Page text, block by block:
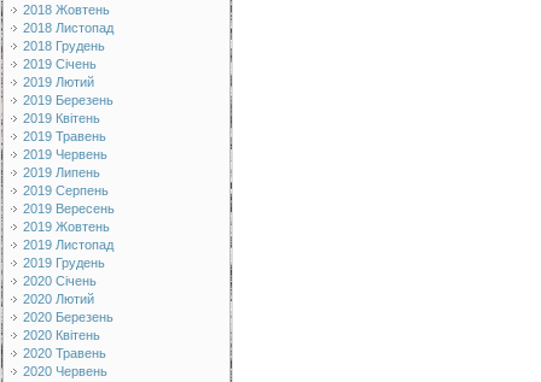
2018 Жовтень
2018 Листопад
2018 Грудень
2019 Січень
2019 Лютий
2019 Березень
2019 Квітень
2019 Травень
2019 Червень
2019 Липень
2019 Серпень
2019 Вересень
2019 Жовтень
2019 Листопад
2019 Грудень
2020 Січень
2020 Лютий
2020 Березень
2020 Квітень
2020 Травень
2020 Червень